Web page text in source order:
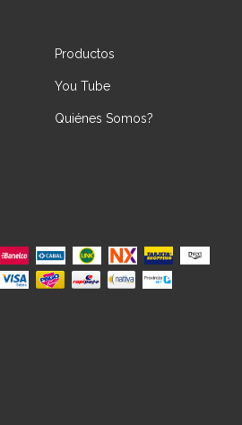
Productos
You Tube
Quiénes Somos?